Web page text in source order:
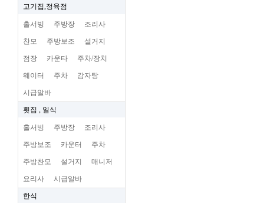
고기집,정육점
홀서빙 주방장 조리사
찬모 주방보조 설거지
점장 카운타 주차/장치
웨이터 주차 감자탕
시급알바
횟집 , 일식
홀서빙 주방장 조리사
주방보조 카운터 주차
주방찬모 설거지 매니저
요리사 시급알바
한식